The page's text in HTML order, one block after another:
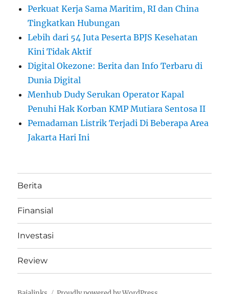
Perkuat Kerja Sama Maritim, RI dan China
Tingkatkan Hubungan
Lebih dari 54 Juta Peserta BPJS Kesehatan
Kini Tidak Aktif
Digital Okezone: Berita dan Info Terbaru di
Dunia Digital
Menhub Dudy Serukan Operator Kapal
Penuhi Hak Korban KMP Mutiara Sentosa II
Pemadaman Listrik Terjadi Di Beberapa Area
Jakarta Hari Ini
Berita
Finansial
Investasi
Review